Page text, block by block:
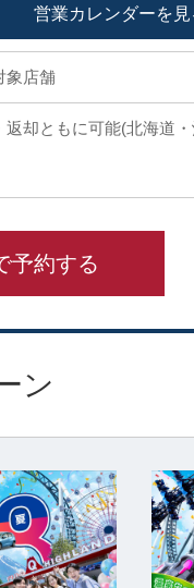
営業カレンダーを見
象店舗
返却ともに可能(北海道・
予約する
ン